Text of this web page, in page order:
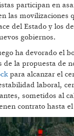
participan en
las movilizaciones
del Estado y los
gobiernos.
ha devorado el
de la propuesta de
para alcanzar el
laboral,
sometidos al
contrato hasta